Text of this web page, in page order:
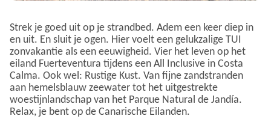
Strek je goed uit op je strandbed. Adem een keer diep in
en uit. En sluit je ogen. Hier voelt een gelukzalige TUI
zonvakantie als een eeuwigheid. Vier het leven op het
eiland Fuerteventura tijdens een All Inclusive in Costa
Calma. Ook wel: Rustige Kust. Van fijne zandstranden
aan hemelsblauw zeewater tot het uitgestrekte
woestijnlandschap van het Parque Natural de Jandía.
Relax, je bent op de Canarische Eilanden.